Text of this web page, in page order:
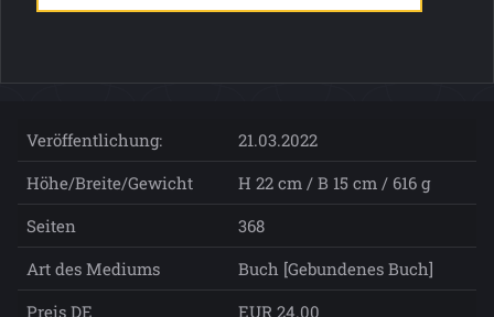
Veröffentlichung:
21.03.2022
Höhe/Breite/Gewicht
H 22 cm / B 15 cm / 616 g
Seiten
368
Art des Mediums
Buch [Gebundenes Buch]
Preis DE
EUR 24.00